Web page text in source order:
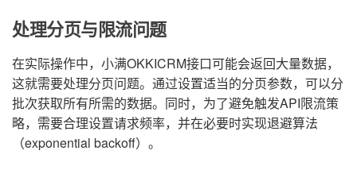
处理分页与限流问题
在实际操作中，小满OKKICRM接口可能会返回大量数据，
这就需要处理分页问题。通过设置适当的分页参数，可以分
批次获取所有所需的数据。同时，为了避免触发API限流策
略，需要合理设置请求频率，并在必要时实现退避算法
（exponential backoff）。